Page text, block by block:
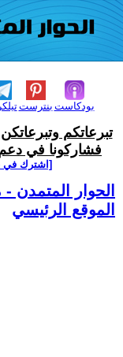
بنترست بودكاست
تبرعاتكم
فشاركونا في دعم
[اشترك في
الحوار المتمدن -
الموقع الرئيسي